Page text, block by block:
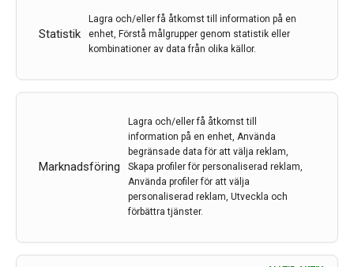
Statistik
Lagra och/eller få åtkomst till information på en
enhet, Förstå målgrupper genom statistik eller
kombinationer av data från olika källor.
Marknadsföring
Lagra och/eller få åtkomst till
information på en enhet, Använda
begränsade data för att välja reklam,
Skapa profiler för personaliserad reklam,
Använda profiler för att välja
personaliserad reklam, Utveckla och
förbättra tjänster.
Många poliopatienter utvecklar ökade eller nya
symtom flera decennier efter den akuta infektionen,
professor Kristian Borg och hans forskargrupp
undersökt om IvIg-behandling kan komplettera den
grundläggande fysioterapibehandlingen. De har funnit
en grupp patienter som kan få förbättrad funktion,
aktivitet och livskvalitet av IvIg-behandling. Här skriver
Kristian Borg om immunologiska aspekter på PPS .